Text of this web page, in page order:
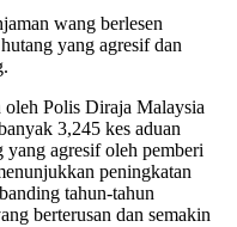
wang berlesen
yang agresif dan
oleh Polis Diraja Malaysia
3,245 kes aduan
agresif oleh pemberi
peningkatan
tahun-tahun
berterusan dan semakin